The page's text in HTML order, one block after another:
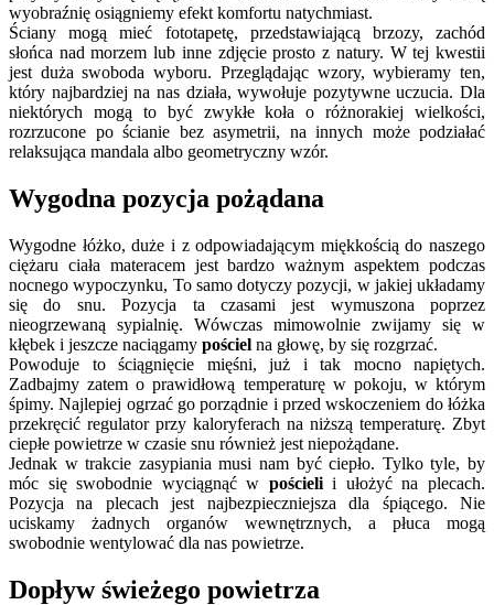
wyobraźnię osiągniemy efekt komfortu natychmiast.
Ściany mogą mieć fototapetę, przedstawiającą brzozy, zachód
słońca nad morzem lub inne zdjęcie prosto z natury. W tej kwestii
jest duża swoboda wyboru. Przeglądając wzory, wybieramy ten,
który najbardziej na nas działa, wywołuje pozytywne uczucia. Dla
niektórych mogą to być zwykłe koła o różnorakiej wielkości,
rozrzucone po ścianie bez asymetrii, na innych może podziałać
relaksująca mandala albo geometryczny wzór.
Wygodna pozycja pożądana
Wygodne łóżko, duże i z odpowiadającym miękkością do naszego
ciężaru ciała materacem jest bardzo ważnym aspektem podczas
nocnego wypoczynku, To samo dotyczy pozycji, w jakiej układamy
się do snu. Pozycja ta czasami jest wymuszona poprzez
nieogrzewaną sypialnię. Wówczas mimowolnie zwijamy się w
kłębek i jeszcze naciągamy pościel na głowę, by się rozgrzać.
Powoduje to ściągnięcie mięśni, już i tak mocno napiętych.
Zadbajmy zatem o prawidłową temperaturę w pokoju, w którym
śpimy. Najlepiej ogrzać go porządnie i przed wskoczeniem do łóżka
przekręcić regulator przy kaloryferach na niższą temperaturę. Zbyt
ciepłe powietrze w czasie snu również jest niepożądane.
Jednak w trakcie zasypiania musi nam być ciepło. Tylko tyle, by
móc się swobodnie wyciągnąć w pościelii ułożyć na plecach.
Pozycja na plecach jest najbezpieczniejsza dla śpiącego. Nie
uciskamy żadnych organów wewnętrznych, a płuca mogą
swobodnie wentylować dla nas powietrze.
Dopływ świeżego powietrza